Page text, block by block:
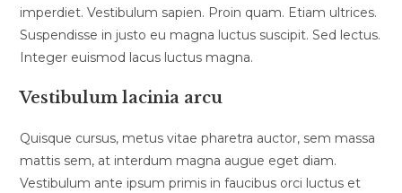
imperdiet. Vestibulum sapien. Proin quam. Etiam ultrices.
Suspendisse in justo eu magna luctus suscipit. Sed lectus.
Integer euismod lacus luctus magna.
Vestibulum lacinia arcu
Quisque cursus, metus vitae pharetra auctor, sem massa
mattis sem, at interdum magna augue eget diam.
Vestibulum ante ipsum primis in faucibus orci luctus et